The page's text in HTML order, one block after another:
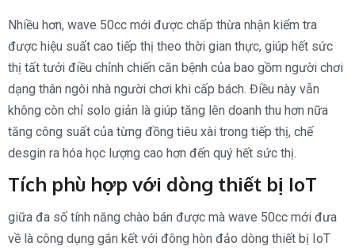
Nhiều hơn, wave 50cc mới được chấp thừa nhận kiểm tra
được hiệu suất cao tiếp thị theo thời gian thực, giúp hết sức
thị tất tưởi điều chỉnh chiến căn bệnh của bao gồm người chơi
dạng thân ngôi nhà người chơi khi cấp bách. Điều này vẫn
không còn chỉ solo giản là giúp tăng lên doanh thu hơn nữa
tăng công suất của từng đồng tiêu xài trong tiếp thị, chế
desgin ra hóa học lượng cao hơn đến quý hết sức thị.
Tích phù hợp với dòng thiết bị IoT
giữa đa số tính năng chào bán được mà wave 50cc mới đưa
về là công dụng gắn kết với đông hòn đảo dòng thiết bị IoT